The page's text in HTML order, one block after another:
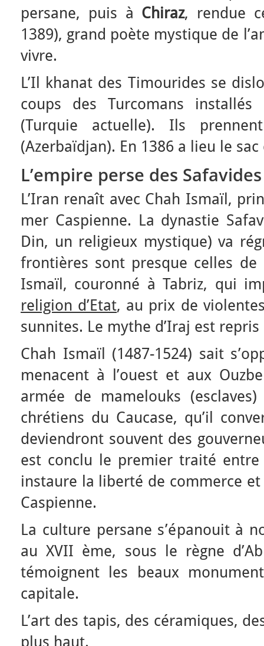
persane, puis à Chiraz, rendue
1389), grand poète mystique de
vivre.
L’Il khanat des Timourides se
coups des Turcomans
(Turquie actuelle). Ils
(Azerbaïdjan). En 1386 a lieu le sac
L’empire perse des
L’Iran renaît avec Chah Ismaïl,
mer Caspienne. La dynastie
Din, un religieux mystique) va
frontières sont presque celles de
Ismaïl, couronné à Tabriz, qui
religion d’Etat, au prix de
sunnites. Le mythe d’Iraj est
Chah Ismaïl (1487-1524) sait
menacent à l’ouest et aux
armée de mamelouks
chrétiens du Caucase, qu’il
deviendront souvent des
est conclu le premier traité
instaure la liberté de commerce
Caspienne.
La culture persane s’épanouit à
au XVII ème, sous le règne
témoignent les beaux
capitale.
L’art des tapis, des céramiques,
plus haut.